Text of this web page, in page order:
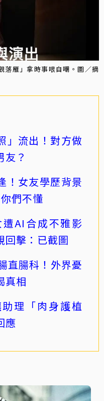
落雁」拿時事哏自嘲。圖／摘
」流出！對方做
？
！女友學歷背景
們不懂
AI合成不雅影
擊：已截圖
直腸科！外界憂
真相
理「肉身護植
應